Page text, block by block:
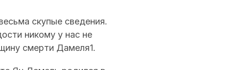
скупые сведения.
никому у нас не
смерти Дамеля1.